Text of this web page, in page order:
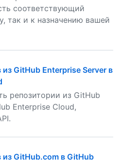
соответствующий
так и к назначению вашей
GitHub Enterprise Server в
репозитории из GitHub
Enterprise Cloud,
GitHub.com в GitHub